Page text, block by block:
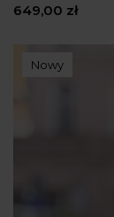
649,00 zł
Nowy